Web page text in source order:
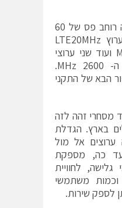
מהירות ההורדה הושגה רוחב פס של 60
MHz על ידי שילוב ערוץ LTE20MHz
ברצועת ה- 1800 MHz ועוד שני ערוצי
LTE20MHz ברצועת ה- 2600 MHz.
הבא של התקני
מסחרי זהה לזה
בארץ. הגדלת
אל מול
עד כה, מספקת
לחוויית
משתמשי